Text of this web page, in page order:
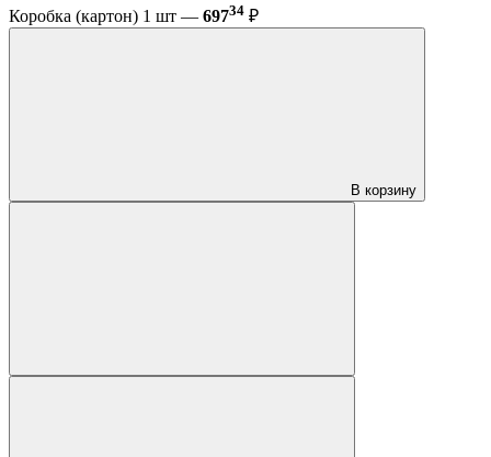
Коробка (картон) 1 шт — 69734 ₽
В корзину